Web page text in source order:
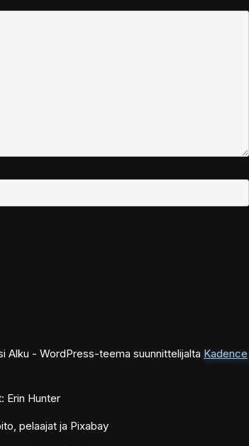
Alku - WordPress-teema suunnittelijalta Kadence
Erin Hunter
pelaajat ja Pixabay